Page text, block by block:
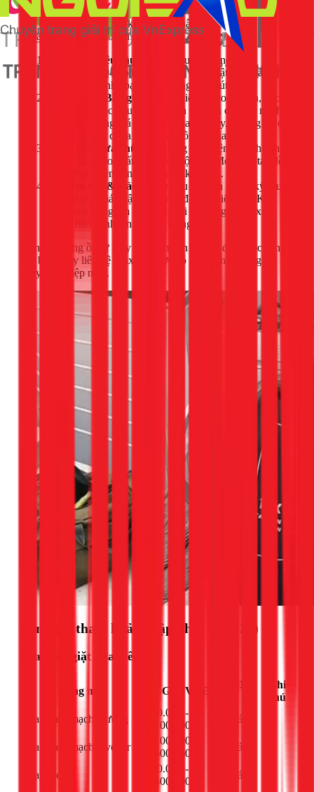
Khi bạn chọn 1Fix, bạn không chỉ nhận được dịch vụ sửa
chữa mà còn là sự an tâm và hài lòng.
Tiếp nhận yêu cầu:
Liên hệ qua Hotline
028.3890.9294 hoặc App 1Fix. Kỹ thuật viên gần nhất
sẽ có mặt tại nhà bạn trong vòng 30 phút.
Kiểm tra & Báo giá:
Thợ sẽ kiểm tra toàn diện, xác
định chính xác nguyên nhân và báo giá chi tiết, minh
bạch theo bảng giá niêm yết của công ty. Chúng tôi chỉ
tiến hành sửa chữa khi có sự đồng ý của bạn.
Thực hiện sửa chữa:
Sử dụng linh kiện thay thế chính
hãng, đảm bảo chất lượng và độ bền. Mọi thao tác đều
được thực hiện cẩn thận, đúng kỹ thuật.
Nghiệm thu & Bảo hành:
Sau khi sửa xong, kỹ thuật
viên sẽ cho máy vận hành thử để bạn kiểm tra. Khi
máy hoạt động êm ái, chúng tôi sẽ bàn giao và xuất
phiếu bảo hành lên đến 12 tháng.
Đừng để tiếng ồn từ máy giặt làm ảnh hưởng đến cuộc sống
của bạn. Hãy liên hệ 1Fix để được hỗ trợ nhanh chóng và
chuyên nghiệp nhất.
Bảng giá tham khảo (Cập nhật 03/2026)
Sửa máy giặt cửa trên
Hạng mục Giá (VNĐ)
Đơn
Ghi
chú
Sửa board mạch thường
850.000 -
1.100.000đ
cái
Sửa board mạch inverter
1.100.000 -
1.600.000đ
cái
Thay moto
950.000 -
1.400.000đ
cái